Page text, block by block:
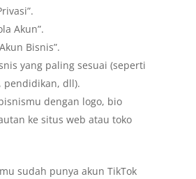
Akun”.
Bisnis”.
yang paling sesuai (seperti
pendidikan, dll).
dengan logo, bio
ke situs web atau toko
sudah punya akun TikTok